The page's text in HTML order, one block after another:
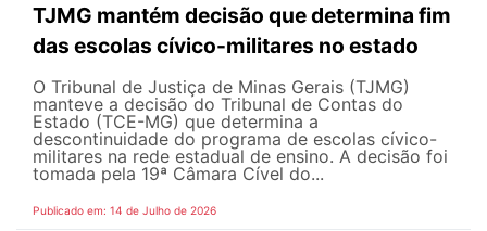
TJMG mantém decisão que determina fim
das escolas cívico-militares no estado
O Tribunal de Justiça de Minas Gerais (TJMG)
manteve a decisão do Tribunal de Contas do
Estado (TCE-MG) que determina a
descontinuidade do programa de escolas cívico-
militares na rede estadual de ensino. A decisão foi
tomada pela 19ª Câmara Cível do...
Publicado em: 14 de Julho de 2026